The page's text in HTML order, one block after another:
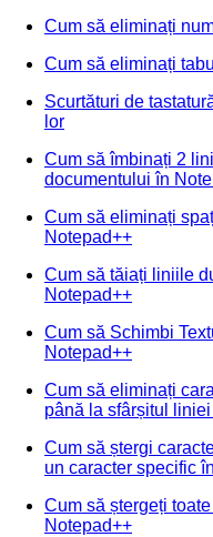
Cum să eliminați
Cum să eliminați
Scurtături de
lor
Cum să îmbinați 2
documentului în
Cum să eliminați
Notepad++
Cum să tăiați liniile
Notepad++
Cum să Schimbi
Notepad++
Cum să eliminați
până la sfârșitul
Cum să ștergi
un caracter specific
Cum să ștergeți
Notepad++